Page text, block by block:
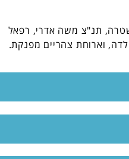
תנ"צ משה אדרי, רפאל
וארוחת צהריים מפנקת.